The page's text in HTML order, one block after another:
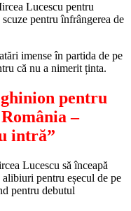
Lucescu pentru
pentru înfrângerea de
imense în partida de pe
că nu a nimerit ținta.
pentru
–
intră”
Lucescu să înceapă
pentru eșecul de pe
pentru debutul